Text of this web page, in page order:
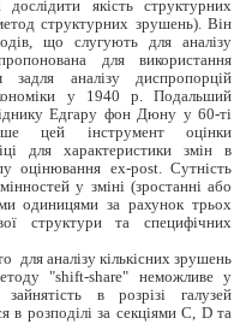
якість структурних
структурних зрушень). Він
що слугують для аналізу
для використання
аналізу диспропорцій
у 1940 р. Подальший
Едгару фон Дюну у 60-ті
цей інструмент оцінки
для характеристики змін в
оцінювання ex-post. Сутність
у зміні (зростанні або
одиницями за рахунок трьох
структури та специфічних
для аналізу кількісних зрушень
"shift-share" неможливе у
в розрізі галузей
в розподілі за секціями C, D та